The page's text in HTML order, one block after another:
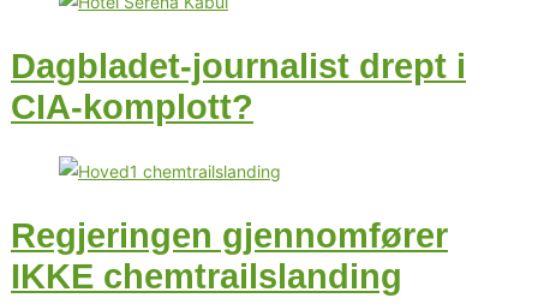
Dagbladet-journalist drept i
CIA-komplott?
Regjeringen gjennomfører
IKKE chemtrailslanding